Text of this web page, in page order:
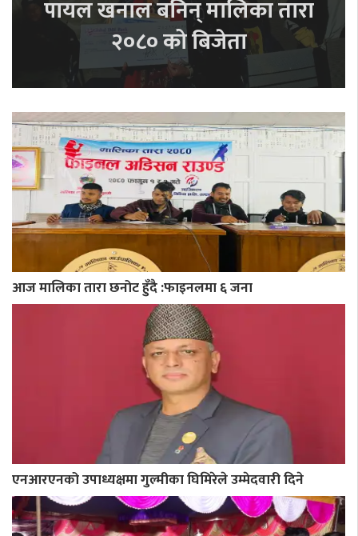
पायल खनाल बनिन् मालिका तारा
२०८० को बिजेता
आज मालिका तारा छनोट हुँदै :फाइनलमा ६ जना
एनआरएनको उपाध्यक्षमा गुल्मीका घिमिरेले उम्मेदवारी दिने